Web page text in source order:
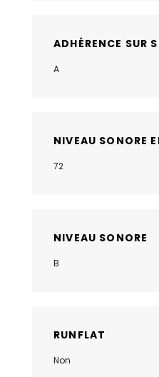
ADHÉRENCE SUR
A
NIVEAU SONORE
72
NIVEAU SONORE
B
RUNFLAT
Non